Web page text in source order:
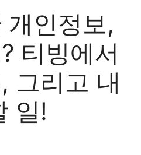
개인정보,
티빙에서
그리고 내
일!